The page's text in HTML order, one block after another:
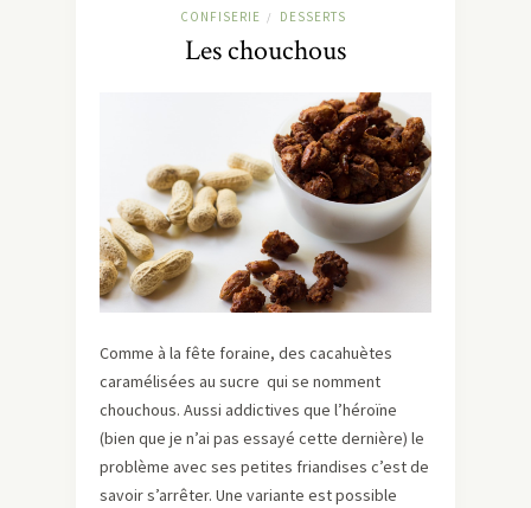
CONFISERIE / DESSERTS
Les chouchous
Comme à la fête foraine, des cacahuètes
caramélisées au sucre qui se nomment
chouchous. Aussi addictives que l’héroïne
(bien que je n’ai pas essayé cette dernière) le
problème avec ses petites friandises c’est de
savoir s’arrêter. Une variante est possible